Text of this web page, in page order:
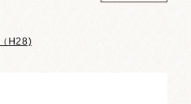
H28)